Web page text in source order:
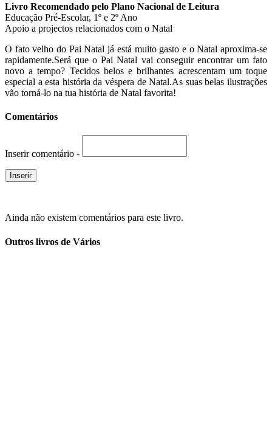
Livro Recomendado pelo Plano Nacional de Leitura
Educação Pré-Escolar, 1º e 2º Ano
Apoio a projectos relacionados com o Natal
O fato velho do Pai Natal já está muito gasto e o Natal aproxima-se
rapidamente.Será que o Pai Natal vai conseguir encontrar um fato
novo a tempo? Tecidos belos e brilhantes acrescentam um toque
especial a esta história da véspera de Natal.As suas belas ilustrações
vão torná-lo na tua história de Natal favorita!
Comentários
Inserir comentário -
Ainda não existem comentários para este livro.
Outros livros de Vários